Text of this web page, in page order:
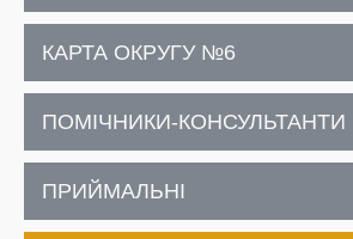
КАРТА ОКРУГУ №6
ПОМІЧНИКИ-КОНСУЛЬТАНТИ
ПРИЙМАЛЬНІ